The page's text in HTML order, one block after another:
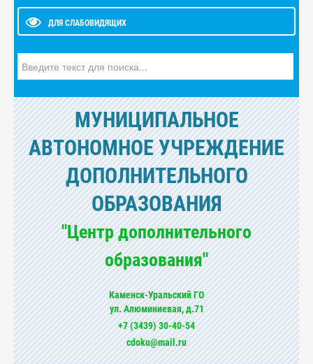
ДЛЯ СЛАБОВИДЯЩИХ
МУНИЦИПАЛЬНОЕ
АВТОНОМНОЕ УЧРЕЖДЕНИЕ
ДОПОЛНИТЕЛЬНОГО
ОБРАЗОВАНИЯ
"Центр дополнительного
образования"
Каменск-Уральский ГО
ул. Алюминиевая, д.71
+7 (3439) 30-40-54
cdoku@mail.ru